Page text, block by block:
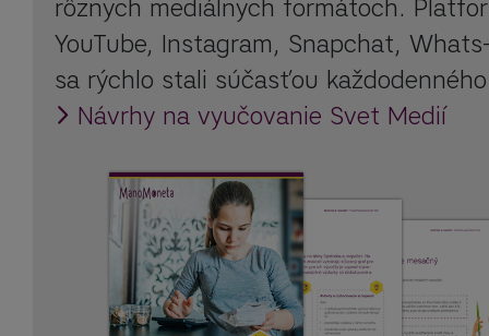
rôznych mediálnych formátoch.
YouTube, Instagram, Snapchat,
sa rýchlo stali súčasťou
Návrhy na vyučovanie Svet Medií